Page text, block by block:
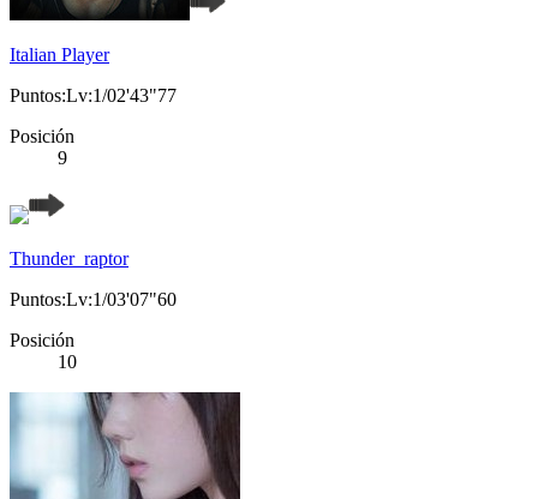
Italian Player
Puntos:Lv:1/02'43"77
Posición
9
Thunder_raptor
Puntos:Lv:1/03'07"60
Posición
10